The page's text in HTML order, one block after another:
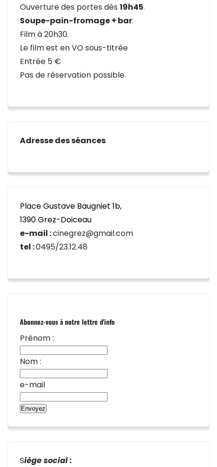
Ouverture des portes dès 19h45.
Soupe-pain-fromage + bar.
Film à 20h30.
Le film est en VO sous-titrée
Entrée 5 €
Pas de réservation possible.
Adresse des séances
Place Gustave Baugniet 1b,
1390 Grez-Doiceau
e-mail :cinegrez@gmail.com
tel :0495/23.12.48
Abonnez-vous à notre lettre d'info
Prénom :
Nom :
e-mail
Siège social :